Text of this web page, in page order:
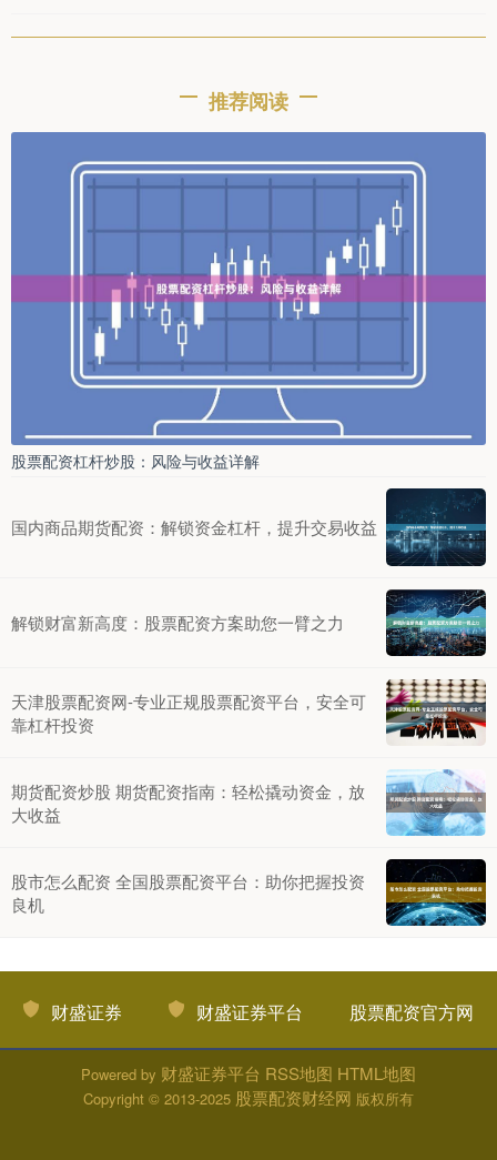
推荐阅读
股票配资杠杆炒股：风险与收益详解
国内商品期货配资：解锁资金杠杆，提升交易收益
解锁财富新高度：股票配资方案助您一臂之力
天津股票配资网-专业正规股票配资平台，安全可
靠杠杆投资
期货配资炒股 期货配资指南：轻松撬动资金，放
大收益
股市怎么配资 全国股票配资平台：助你把握投资
良机
财盛证券 财盛证券平台 股票配资官方网
Powered by 财盛证券平台 RSS地图 HTML地图
Copyright © 2013-2025 股票配资财经网 版权所有